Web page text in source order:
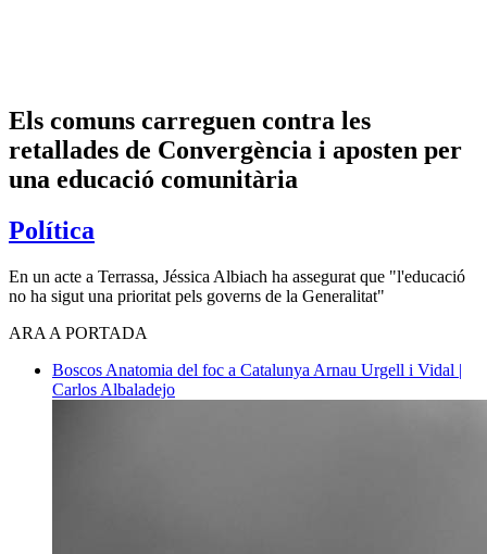
Els comuns carreguen contra les
retallades de Convergència i aposten per
una educació comunitària
Política
En un acte a Terrassa, Jéssica Albiach ha assegurat que "l'educació
no ha sigut una prioritat pels governs de la Generalitat"
ARA A PORTADA
Boscos Anatomia del foc a Catalunya Arnau Urgell i Vidal |
Carlos Albaladejo